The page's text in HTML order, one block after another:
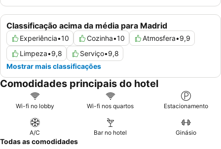
Classificação acima da média para Madrid
Experiência•10 Cozinha•10 Atmosfera•9,9
Limpeza•9,8 Serviço•9,8
Mostrar mais classificações
Comodidades principais do hotel
Wi-fi no lobby Wi-fi nos quartos Estacionamento
A/C Bar no hotel Ginásio
Todas as comodidades